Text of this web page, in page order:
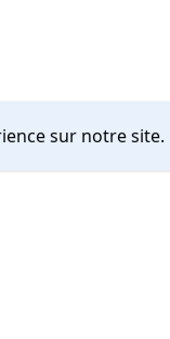
sur notre site.